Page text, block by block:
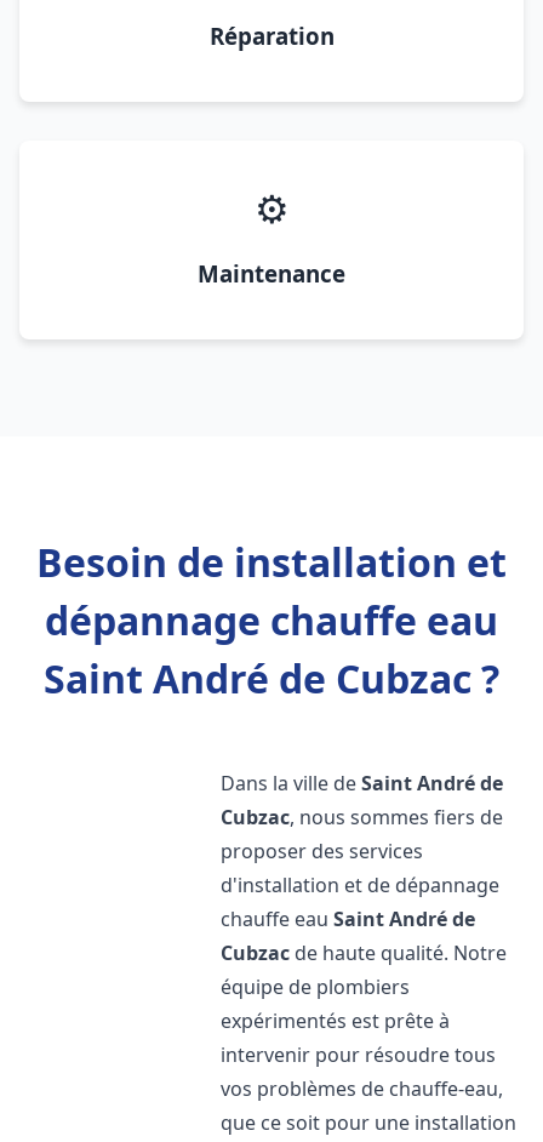
Réparation
⚙️
Maintenance
Besoin de installation et
dépannage chauffe eau
Saint André de Cubzac ?
Dans la ville deSaint André de
Cubzac, nous sommes fiers de
proposer des services
d'installation et de dépannage
chauffe eauSaint André de
Cubzac de haute qualité. Notre
équipe de plombiers
expérimentés est prête à
intervenir pour résoudre tous
vos problèmes de chauffe-eau,
que ce soit pour une installation